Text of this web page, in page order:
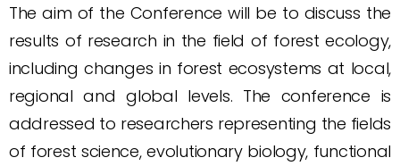
The aim of the Conference will be to discuss the
results of research in the field of forest ecology,
including changes in forest ecosystems at local,
regional and global levels. The conference is
addressed to researchers representing the fields
of forest science, evolutionary biology, functional